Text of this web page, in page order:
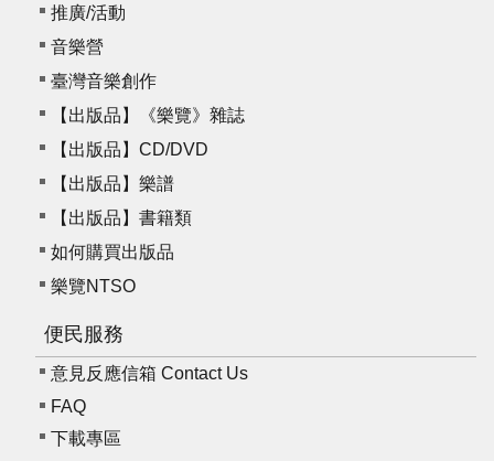
推廣/活動
音樂營
臺灣音樂創作
【出版品】《樂覽》雜誌
【出版品】CD/DVD
【出版品】樂譜
【出版品】書籍類
如何購買出版品
樂覽NTSO
便民服務
意見反應信箱 Contact Us
FAQ
下載專區